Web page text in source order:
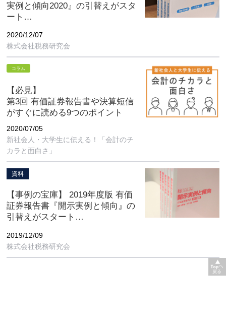
実例と傾向2020』の引替えがスタ
ート
経営財務」別冊付録～
2020/12/07
株式会社税務研究会
コラム
【必見】
第3回 有価証券報告書や決算短信
がすぐに読める9つのポイント
2020/07/05
新社会人・大学生に伝える！「会計のチ
カラと面白さ」
資料
【事例の宝庫】 2019年度版 有価
証券報告書『開示実例と傾向』の
引替えがスタート
経営財務」別冊付録～
2019/12/09
株式会社税務研究会